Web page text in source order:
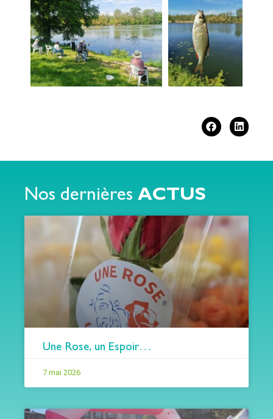
Nos dernières ACTUS
Une Rose, un Espoir…
7 mai 2026